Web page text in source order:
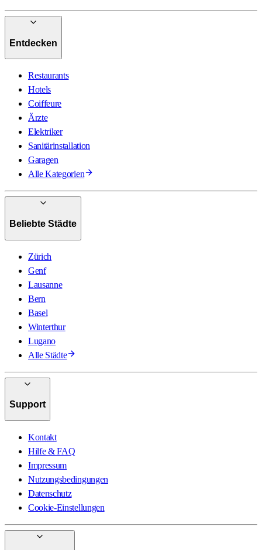
Entdecken
Restaurants
Hotels
Coiffeure
Ärzte
Elektriker
Sanitärinstallation
Garagen
Alle Kategorien
Beliebte Städte
Zürich
Genf
Lausanne
Bern
Basel
Winterthur
Lugano
Alle Städte
Support
Kontakt
Hilfe & FAQ
Impressum
Nutzungsbedingungen
Datenschutz
Cookie-Einstellungen